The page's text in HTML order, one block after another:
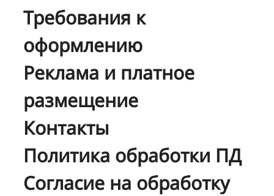
Требования к
оформлению
Реклама и платное
размещение
Контакты
Политика обработки ПД
Согласие на обработку